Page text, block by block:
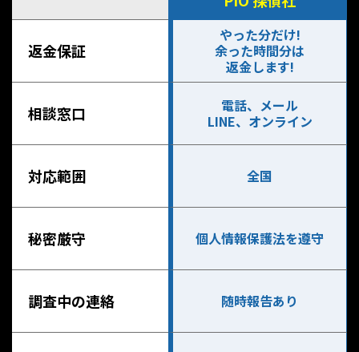
返金保証
やった分だけ!
余った時間分は
返金します!
相談窓口
電話、メール
LINE、オンライン
対応範囲 全国
秘密厳守 個人情報保護法を遵守
調査中の連絡 随時報告あり